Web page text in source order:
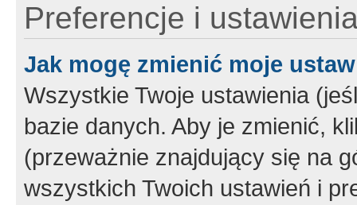
Preferencje i
Jak mogę zmienić moje
Wszystkie Twoje ustawienia
bazie danych. Aby je zmienić,
(przeważnie znajdujący się na
wszystkich Twoich ustawień i